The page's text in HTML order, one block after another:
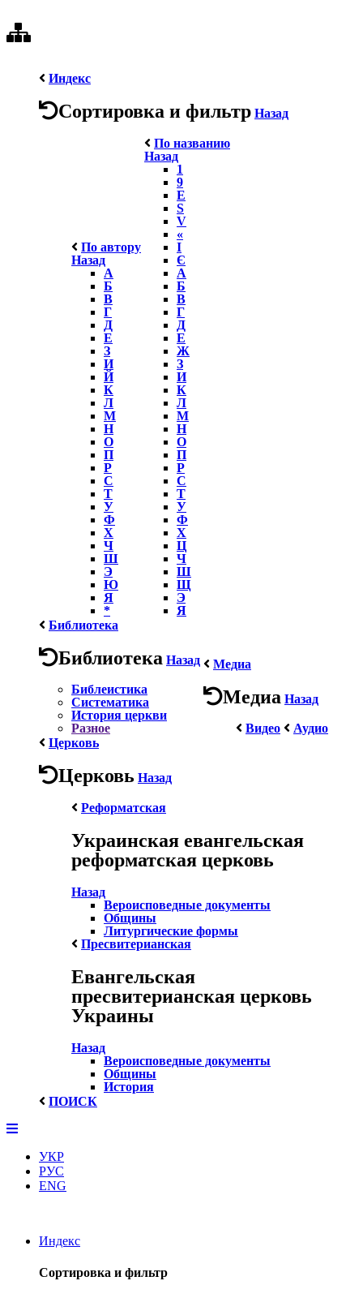
Индекс
Сортировка и фильтр Назад
По автору
Назад
А
Б
В
Г
Д
Е
З
И
Й
К
Л
М
Н
О
П
Р
С
Т
У
Ф
Х
Ч
Ш
Э
Ю
Я
*
По названию
Назад
1
9
E
S
V
«
І
Є
А
Б
В
Г
Д
Е
Ж
З
И
К
Л
М
Н
О
П
Р
С
Т
У
Ф
Х
Ц
Ч
Ш
Щ
Э
Я
Библиотека
Библиотека Назад
Библеистика
Систематика
История церкви
Разное
Медиа
Медиа Назад
Видео
Аудио
Церковь
Церковь Назад
Реформатская
Украинская евангельская
реформатская церковь
Назад
Вероисповедные документы
Общины
Литургические формы
Пресвитерианская
Евангельская
пресвитерианская церковь
Украины
Назад
Вероисповедные документы
Общины
История
ПОИСК
УКР
РУС
ENG
Индекс
Сортировка и фильтр